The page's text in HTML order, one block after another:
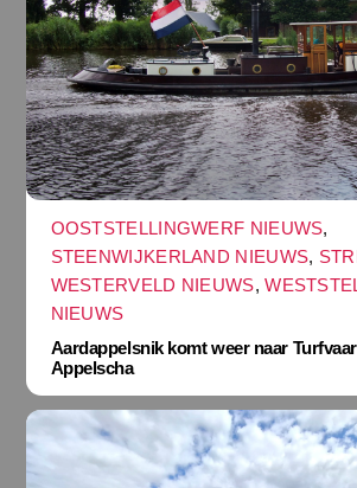
OOSTSTELLINGWERF NIEUWS,
STEENWIJKERLAND NIEUWS,
WESTERVELD NIEUWS,
NIEUWS
Aardappelsnik komt weer naar
Appelscha